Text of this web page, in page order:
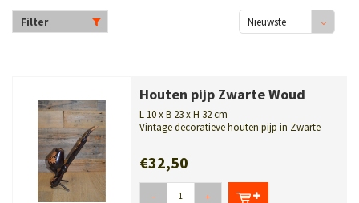
Filter
Nieuwste
Houten pijp Zwarte Woud
L 10 x B 23 x H 32 cm
Vintage decoratieve houten pijp in Zwarte
€32,50
- +